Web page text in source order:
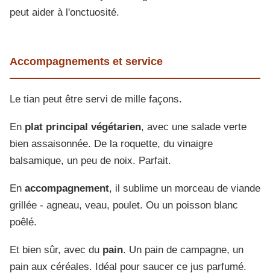
peut aider à l'onctuosité.
Accompagnements et service
Le tian peut être servi de mille façons.
En plat principal végétarien, avec une salade verte
bien assaisonnée. De la roquette, du vinaigre
balsamique, un peu de noix. Parfait.
En accompagnement, il sublime un morceau de viande
grillée - agneau, veau, poulet. Ou un poisson blanc
poêlé.
Et bien sûr, avec du pain. Un pain de campagne, un
pain aux céréales. Idéal pour saucer ce jus parfumé.